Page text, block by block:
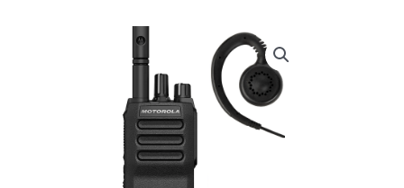
€ 425,00.
€ 372,95.